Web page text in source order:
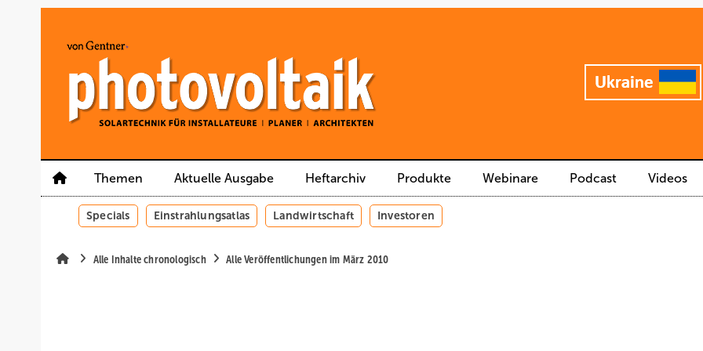
Themen Aktuelle Ausgabe Heftarchiv Produkte Webinare Podcast Videos
Specials Einstrahlungsatlas Landwirtschaft Investoren
Alle Inhalte chronologisch Alle Veröffentlichungen im März 2010